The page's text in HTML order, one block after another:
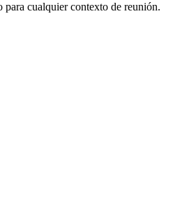
para cualquier contexto de reunión.